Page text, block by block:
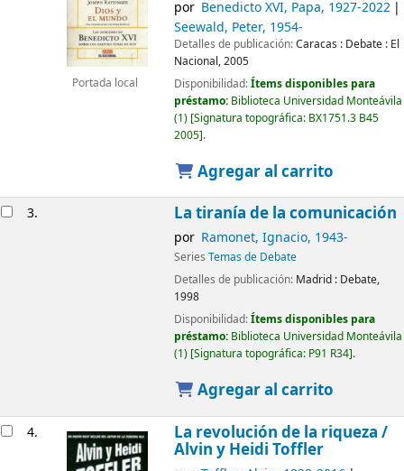
Portada local
por Benedicto XVI, Papa, 1927-2022
Seewald, Peter, 1954-
Detalles de publicación:Caracas : Debate : El
Nacional,2005
Disponibilidad:Ítems disponibles para
préstamo: Biblioteca Universidad Monteávila
(1) Signatura topográfica: BX1751.3 B45
2005 .
Agregar al carrito
3. La tiranía de la comunicación
por Ramonet, Ignacio, 1943-
Series Temas de Debate
Detalles de publicación: Madrid : Debate,
1998
Disponibilidad:Ítems disponibles para
préstamo: Biblioteca Universidad Monteávila
(1) Signatura topográfica: P91 R34 .
Agregar al carrito
4. La revolución de la riqueza /
Alvin y Heidi Toffler